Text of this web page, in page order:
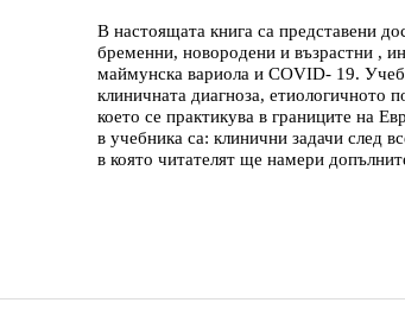
В настоящата книга са представени
бременни, новородени и възрастни ,
маймунска вариола и COVID- 19.
клиничната диагноза, етиологичното
което се практикува в границите на
в учебника са: клинични задачи след
в която читателят ще намери